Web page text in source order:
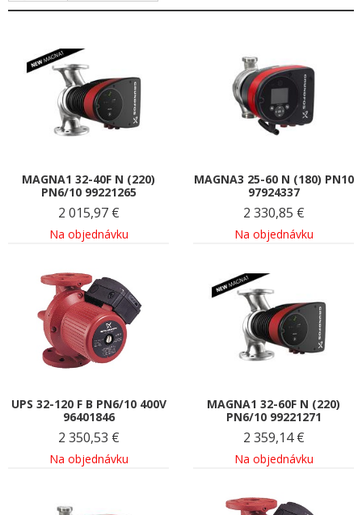
MAGNA1 32-40F N (220)
PN6/10 99221265
2 015,97 €
Na objednávku
MAGNA3 25-60 N (180) PN10
97924337
2 330,85 €
Na objednávku
UPS 32-120 F B PN6/10 400V
96401846
2 350,53 €
Na objednávku
MAGNA1 32-60F N (220)
PN6/10 99221271
2 359,14 €
Na objednávku